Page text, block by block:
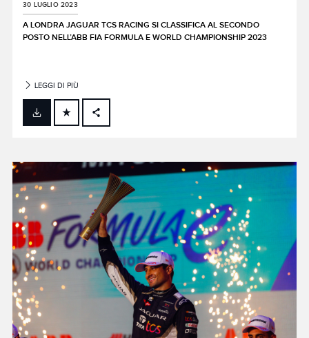
30 LUGLIO 2023
A LONDRA JAGUAR TCS RACING SI CLASSIFICA AL SECONDO
POSTO NELL’ABB FIA FORMULA E WORLD CHAMPIONSHIP 2023
LEGGI DI PIÙ
FACEBOOK
LINKEDIN
SHARE